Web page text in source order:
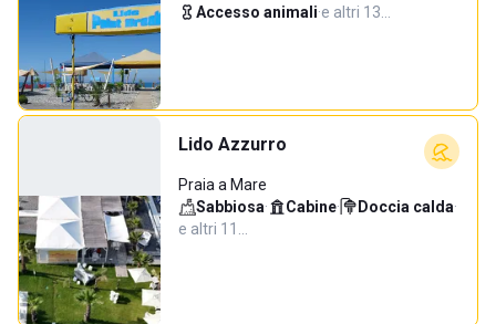
Accesso animali·e altri 13…
Lido Azzurro
Praia a Mare
Sabbiosa· Cabine· Doccia calda·
e altri 11…